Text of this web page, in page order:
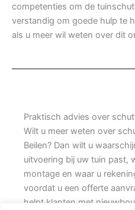
competenties om de
verstandig om goede hulp te
als u meer wil weten over dit
Praktisch advies over
Wilt u meer weten over
Beilen? Dan wilt u
uitvoering bij uw tuin past,
montage en waar u
voordat u een offerte
helpt klanten met